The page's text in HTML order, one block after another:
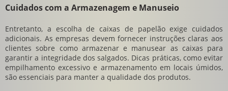
Cuidados com a Armazenagem e Manuseio
Entretanto, a escolha de caixas de papelão exige cuidados
adicionais. As empresas devem fornecer instruções claras aos
clientes sobre como armazenar e manusear as caixas para
garantir a integridade dos salgados. Dicas práticas, como evitar
empilhamento excessivo e armazenamento em locais úmidos,
são essenciais para manter a qualidade dos produtos.